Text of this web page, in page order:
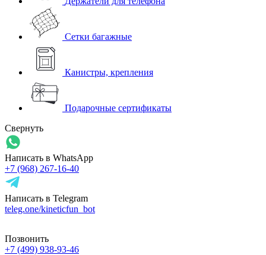
Сетки багажные
Канистры, крепления
Подарочные сертификаты
Свернуть
Написать в WhatsApp
+7 (968) 267-16-40
Написать в Telegram
teleg.one/kineticfun_bot
Позвонить
+7 (499) 938-93-46